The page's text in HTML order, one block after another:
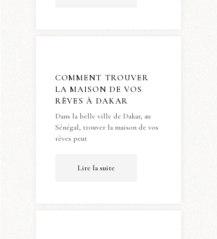
COMMENT TROUVER
LA MAISON DE VOS
RÊVES À DAKAR
Dans la belle ville de Dakar, au
Sénégal, trouver la maison de vos
rêves peut
Lire la suite